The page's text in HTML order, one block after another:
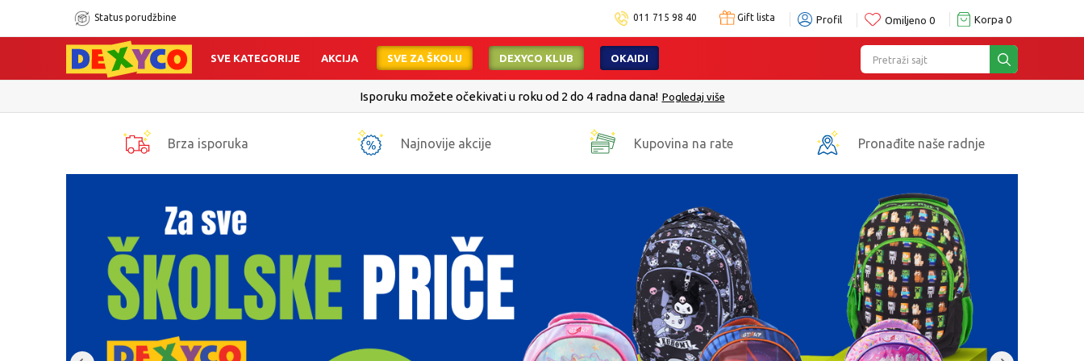
Status porudžbine 011 715 98 40 Gift lista Profil Omiljeno 0 Korpa 0
Pretraži sajt
SVE KATEGORIJE AKCIJA SVE ZA ŠKOLU DEXYCO KLUB OKAIDI
Isporuku možete očekivati u roku od 2 do 4 radna dana! Pogledaj više
Brza isporuka Najnovije akcije Kupovina na rate Pronađite naše radnje